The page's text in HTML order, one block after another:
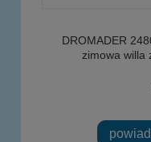
DROMADER
zimowa willa